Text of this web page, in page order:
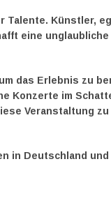
Talente. Künstler,
eine unglaubliche
das Erlebnis zu
Konzerte im
Veranstaltung zu
in Deutschland und